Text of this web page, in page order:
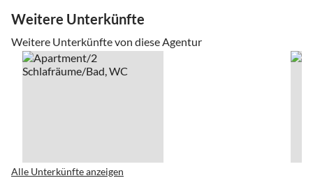
Weitere Unterkünfte
Weitere Unterkünfte von diese Agentur
Alle Unterkünfte anzeigen